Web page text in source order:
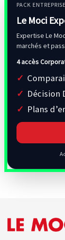
PACK
Le Moci
Expertise Le
marchés et
4 accès
Décision
Plans